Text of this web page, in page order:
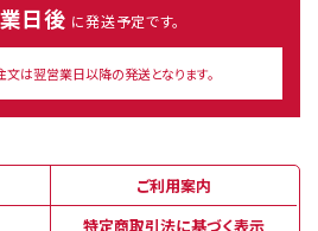
日後 に発送予定です。
は翌営業日以降の発送となります。
ご利用案内
特定商取引法に基づく表示